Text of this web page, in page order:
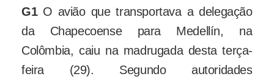
G1 O avião que transportava a delegação
da Chapecoense para Medellín, na
Colômbia, caiu na madrugada desta terça-
feira (29). Segundo autoridades